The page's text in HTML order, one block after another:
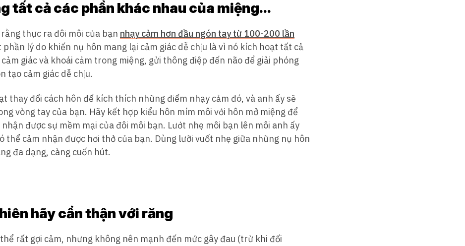
tất cả các phần khác nhau của miệng…
thực ra đôi môi của bạn nhạy cảm hơn đầu ngón tay từ 100-200 lần
phần lý do khiến nụ hôn mang lại cảm giác dễ chịu là vì nó kích hoạt tất cả
giác và khoái cảm trong miệng, gửi thông điệp đến não để giải phóng
tạo cảm giác dễ chịu.
thay đổi cách hôn để kích thích những điểm nhạy cảm đó, và anh ấy sẽ
vòng tay của bạn. Hãy kết hợp kiểu hôn mím môi với hôn mở miệng để
nhận được sự mềm mại của đôi môi bạn. Lướt nhẹ môi bạn lên môi anh ấy
thể cảm nhận được hơi thở của bạn. Dùng lưỡi vuốt nhẹ giữa những nụ hôn
đa dạng, càng cuốn hút.
hãy cẩn thận với răng
thể rất gợi cảm, nhưng không nên mạnh đến mức gây đau (trừ khi đối